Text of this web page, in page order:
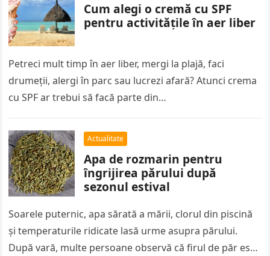
Cum alegi o cremă cu SPF
pentru activitățile în aer liber
Petreci mult timp în aer liber, mergi la plajă, faci
drumeții, alergi în parc sau lucrezi afară? Atunci crema
cu SPF ar trebui să facă parte din…
Actualitate
Apa de rozmarin pentru
îngrijirea părului după
sezonul estival
Soarele puternic, apa sărată a mării, clorul din piscină
și temperaturile ridicate lasă urme asupra părului.
După vară, multe persoane observă că firul de păr este